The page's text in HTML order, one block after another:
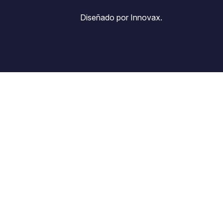
Diseñado por Innovax.